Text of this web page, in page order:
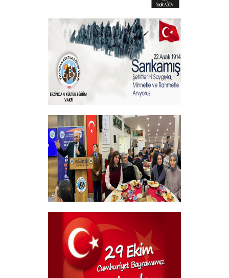
Vakıf Başkanımızdan Kandil mesajı
+
Sehitlerimizi Rahmetle Anıyoruz
+
Geleneksel Bursiyer öğrencilerimizle
kahvaltı Programı
+